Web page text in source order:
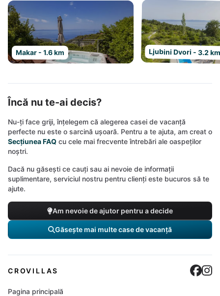
Makar - 1.6 km Ljubini Dvori - 3.2
Încă nu te-ai decis?
Nu-ți face griji, înțelegem că alegerea casei de vacanță
perfecte nu este o sarcină ușoară. Pentru a te ajuta, am creat o
Secțiunea FAQ cu cele mai frecvente întrebări ale oaspeților
noștri.
Dacă nu găsești ce cauți sau ai nevoie de informații
suplimentare, serviciul nostru pentru clienți este bucuros să te
ajute.
Am nevoie de ajutor pentru a decide
Găsește mai multe case de vacanță
CROVILLAS
Pagina principală